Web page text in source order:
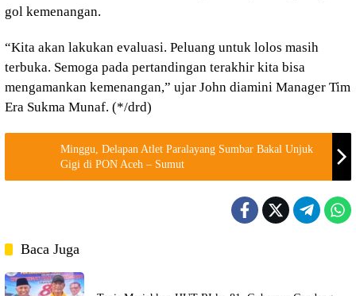
gol kemenangan.
“Kita akan lakukan evaluasi. Peluang untuk lolos masih
terbuka. Semoga pada pertandingan terakhir kita bisa
mengamankan kemenangan,” ujar John diamini Manager Tim
Era Sukma Munaf. (*/drd)
Minggu, Delapan Atlet Paralayang Sumbar Bakal Unjuk
Gigi di PON Aceh – Sumut
Baca Juga